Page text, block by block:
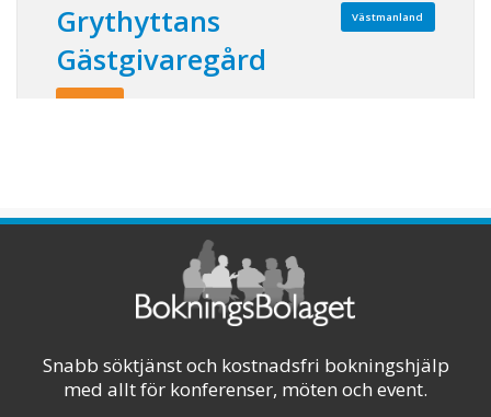
Västmanland
Grythyttans
Gästgivaregård
Läs mer!
lugnet och avskildheten, mat- och
dryckesupplevelser som utmanar dina sinnen,
53 personligt inredda hotellrum och en
vinkällare med en av Sveriges äldsta
samlingar. Grythyttans Gästgivaregård har
Visa på karta
Snabb söktjänst och kostnadsfri bokningshjälp
med allt för konferenser, möten och event.